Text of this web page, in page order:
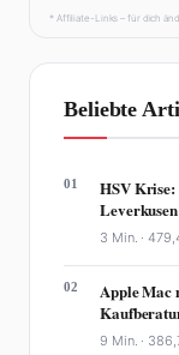
* Affiliate-Links – für dich
Beliebte
01
HSV Krise:
Leverkusen
3 Min. ·
02
Apple Mac
9 Min. ·